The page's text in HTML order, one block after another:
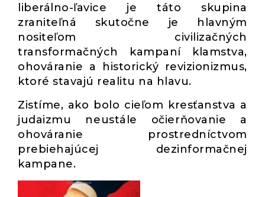
liberálno-ľavice je táto skupina
zraniteľná skutočne je hlavným
nositeľom civilizačných
transformačných kampaní klamstva,
ohováranie a historický revizionizmus,
ktoré stavajú realitu na hlavu.
Zistíme, ako bolo cieľom kresťanstva a
judaizmu neustále očierňovanie a
ohováranie prostredníctvom
prebiehajúcej dezinformačnej
kampane.